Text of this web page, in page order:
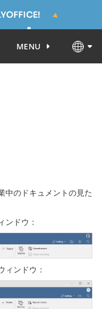
MENU
中のドキュメントの見た
ンドウ：
ィンドウ：